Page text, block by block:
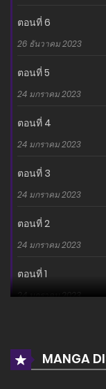
ตอนที่ 6
26 ธันวาคม 2023
ตอนที่ 5
24 มกราคม 2023
ตอนที่ 4
24 มกราคม 2023
ตอนที่ 3
24 มกราคม 2023
ตอนที่ 2
24 มกราคม 2023
ตอนที่ 1
24 มกราคม 2023
MANGA